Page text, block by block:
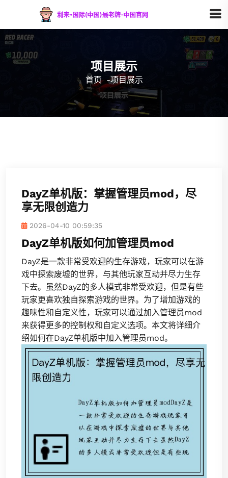
项目展示
首页 -项目展示
DayZ单机版：掌握管理员mod，尽
享无限创造力
2026-04-10 00:59:35
DayZ单机版如何加管理员mod
DayZ是一款非常受欢迎的生存游戏，玩家可以在游
戏中探索废墟的世界，与其他玩家互动并尽力生存
下去。虽然DayZ的多人模式非常受欢迎，但是有些
玩家更喜欢独自探索游戏的世界。为了增加游戏的
趣味性和自定义性，玩家可以通过加入管理员mod
来获得更多的控制权和自定义选项。本文将详细介
绍如何在DayZ单机版中加入管理员mod。